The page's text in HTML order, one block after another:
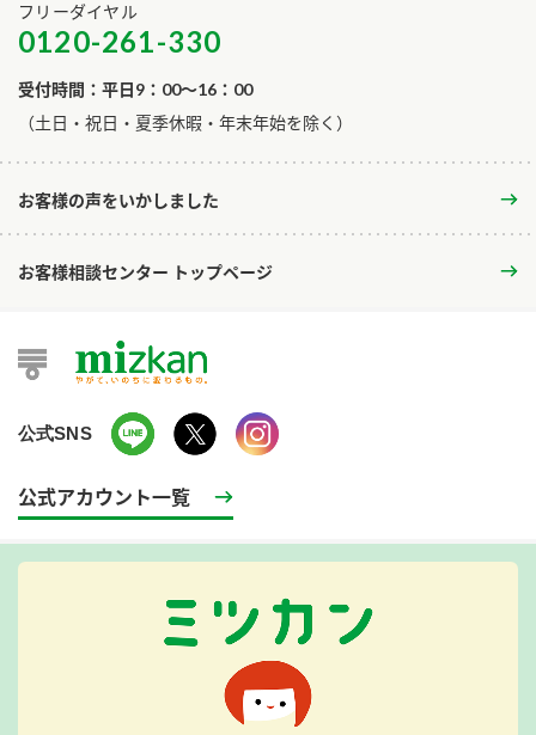
フリーダイヤル
0120-261-330
受付時間：平日9：00～16：00
​（土日・祝日・夏季休暇・年末年始を除く）
お客様の声をいかしました
お客様相談センター トップページ
公式SNS
公式アカウント一覧